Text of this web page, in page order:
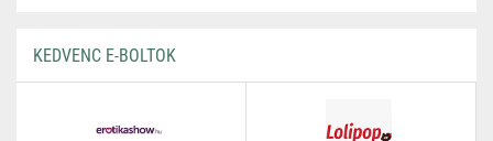
KEDVENC E-BOLTOK